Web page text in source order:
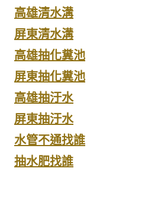
高雄清水溝
屏東清水溝
高雄抽化糞池
屏東抽化糞池
高雄抽汙水
屏東抽汙水
水管不通找誰
抽水肥找誰